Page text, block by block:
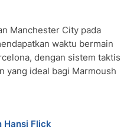
Manchester City pada
waktu bermain
dengan sistem taktis
yang ideal bagi Marmoush
Hansi Flick